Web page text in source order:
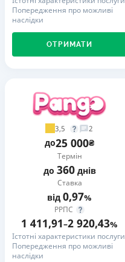
Попередження про можливі
наслідки
ОТРИМАТИ
3,5 2
до25 000₴
Термін
до 360днів
Ставка
від 0,97%
РРПС
1 411,91–2 920,43%
Істотні характеристики послуги
Попередження про можливі
наслідки